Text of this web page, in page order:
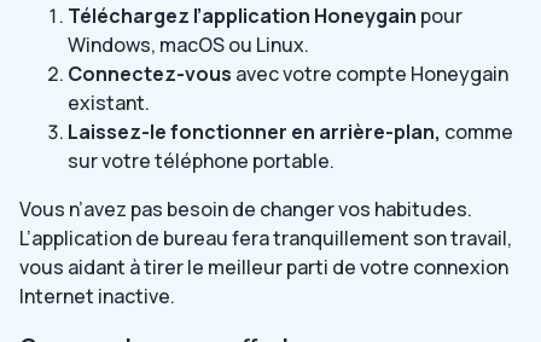
Téléchargez l’application Honeygain pour
Windows, macOS ou Linux.
Connectez-vous avec votre compte Honeygain
existant.
Laissez-le fonctionner en arrière-plan, comme
sur votre téléphone portable.
Vous n’avez pas besoin de changer vos habitudes.
L’application de bureau fera tranquillement son travail,
vous aidant à tirer le meilleur parti de votre connexion
Internet inactive.